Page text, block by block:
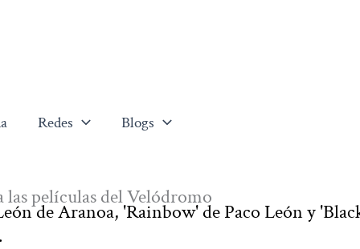
Redes Blogs
películas del Velódromo
de Aranoa, 'Rainbow' de Paco León y